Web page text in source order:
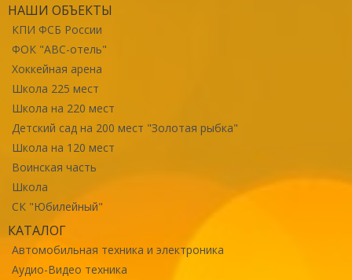
НАШИ ОБЪЕКТЫ
КПИ ФСБ России
ФОК "ABC-отель"
Хоккейная арена
Школа 225 мест
Школа на 220 мест
Детский сад на 200 мест "Золотая рыбка"
Школа на 120 мест
Воинская часть
Школа
СК "Юбилейный"
КАТАЛОГ
Автомобильная техника и электроника
Аудио-Видео техника